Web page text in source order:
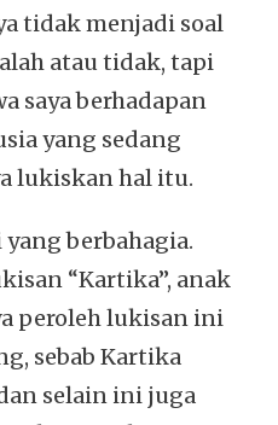
tidak menjadi soal
atau tidak, tapi
saya berhadapan
yang sedang
lukiskan hal itu.
berbahagia.
“Kartika”, anak
peroleh lukisan ini
sebab Kartika
selain ini juga